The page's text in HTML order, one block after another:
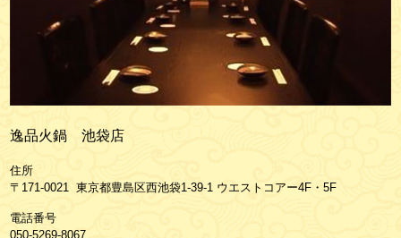
逸品火鍋 池袋店
住所
〒171-0021 東京都豊島区西池袋1-39-1 ウエストコアー4F・5F
電話番号
050-5269-8067